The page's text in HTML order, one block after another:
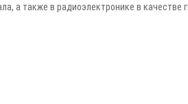
а также в радиоэлектронике в качестве